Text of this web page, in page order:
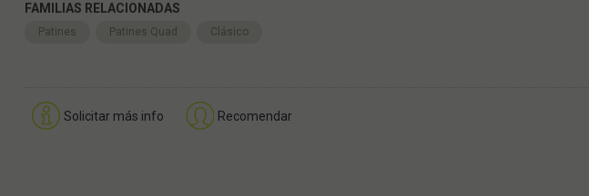
FAMILIAS RELACIONADAS
Patines Patines Quad Clásico
Solicitar más info Recomendar